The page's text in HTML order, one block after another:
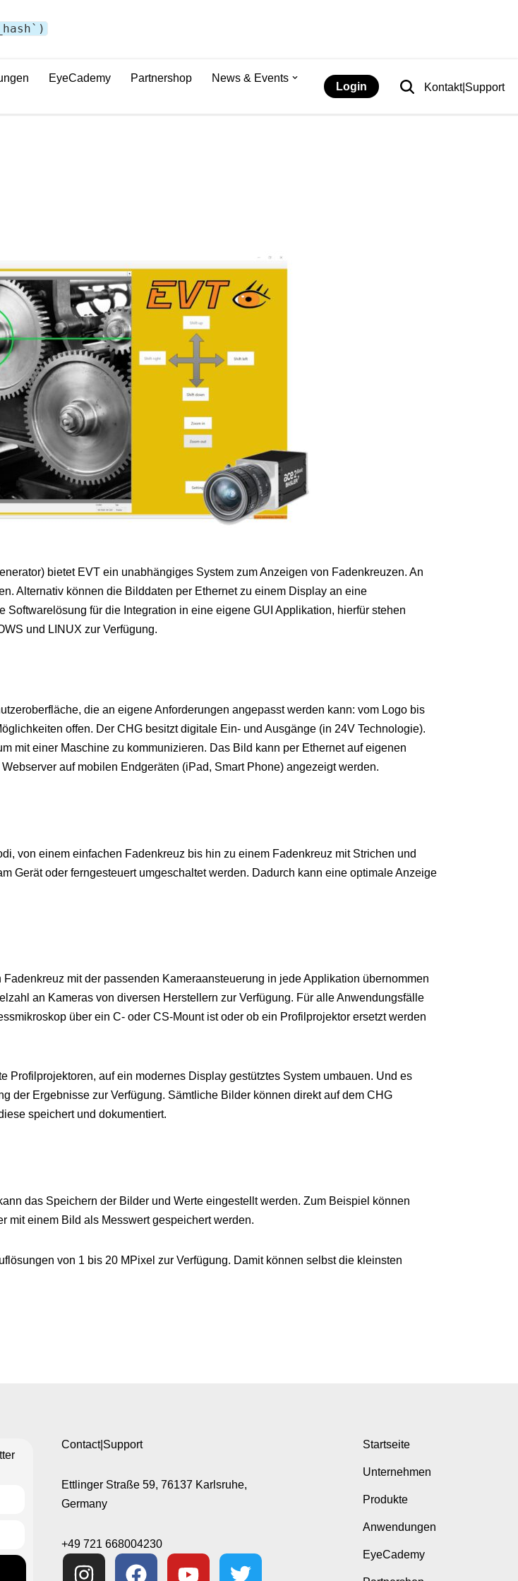
EyeCademy Partnershop News & Events
Login Kontakt|Support
bietet EVT ein unabhängiges System zum Anzeigen von Fadenkreuzen. An
Alternativ können die Bilddaten per Ethernet zu einem Display an eine
für die Integration in eine eigene GUI Applikation, hierfür stehen
und LINUX zur Verfügung.
die an eigene Anforderungen angepasst werden kann: vom Logo bis
offen. Der CHG besitzt digitale Ein- und Ausgänge (in 24V Technologie).
mit einer Maschine zu kommunizieren. Das Bild kann per Ethernet auf eigenen
auf mobilen Endgeräten (iPad, Smart Phone) angezeigt werden.
von einem einfachen Fadenkreuz bis hin zu einem Fadenkreuz mit Strichen und
Gerät oder ferngesteuert umgeschaltet werden. Dadurch kann eine optimale Anzeige
mit der passenden Kameraansteuerung in jede Applikation übernommen
an Kameras von diversen Herstellern zur Verfügung. Für alle Anwendungsfälle
über ein C- oder CS-Mount ist oder ob ein Profilprojektor ersetzt werden
Profilprojektoren, auf ein modernes Display gestütztes System umbauen. Und es
der Ergebnisse zur Verfügung. Sämtliche Bilder können direkt auf dem CHG
speichert und dokumentiert.
das Speichern der Bilder und Werte eingestellt werden. Zum Beispiel können
mit einem Bild als Messwert gespeichert werden.
von 1 bis 20 MPixel zur Verfügung. Damit können selbst die kleinsten
Contact|Support
Ettlinger Straße 59, 76137 Karlsruhe,
Germany
+49 721 668004230
Startseite
Unternehmen
Produkte
Anwendungen
EyeCademy